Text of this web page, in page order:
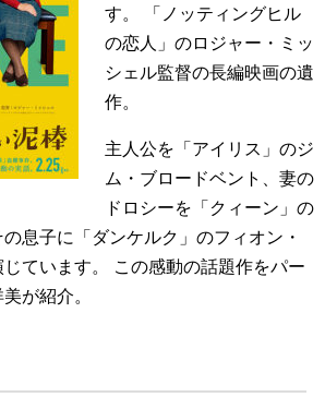
す。 「ノッティングヒル
の恋人」のロジャー・ミッ
シェル監督の長編映画の遺
作。
主人公を「アイリス」のジ
ム・ブロードベント、妻の
ドロシーを「クィーン」の
息子に「ダンケルク」のフィオン・
ています。 この感動の話題作をパー
が紹介。